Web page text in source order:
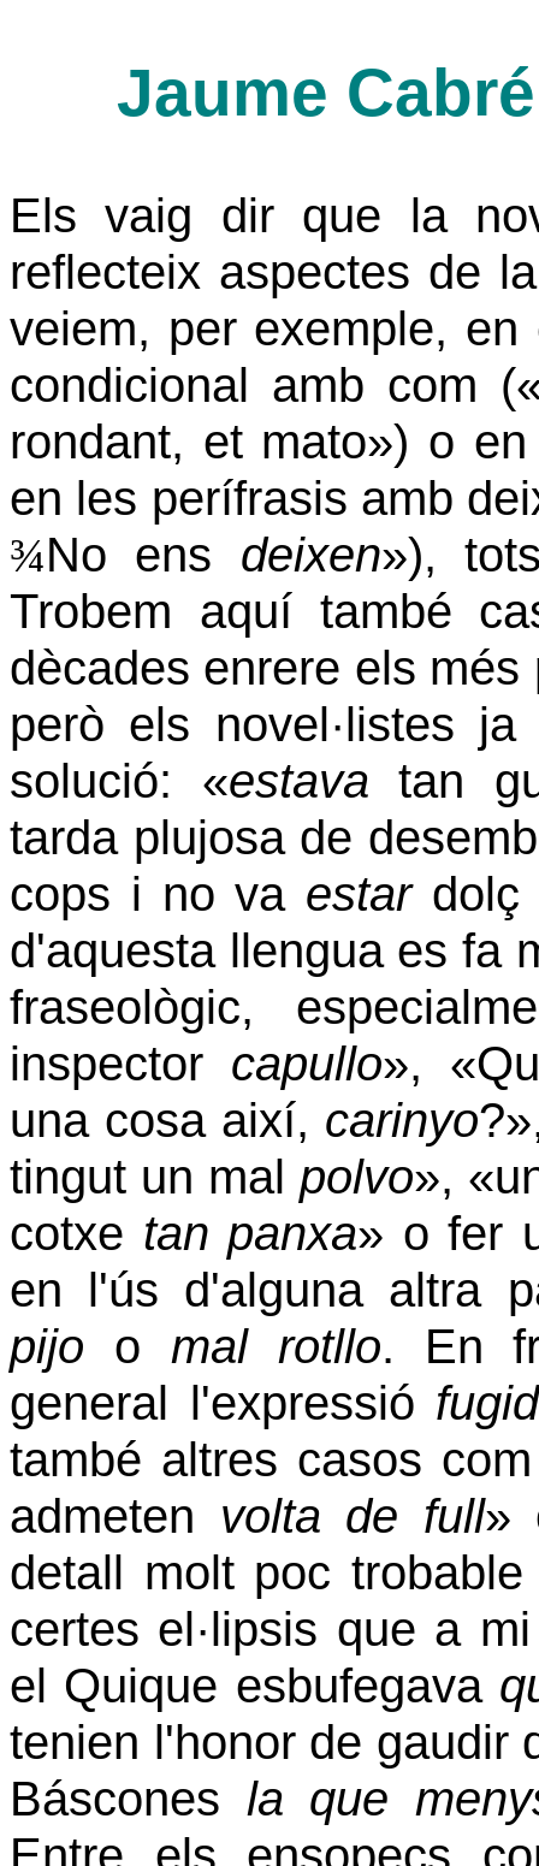
Jaume
Els vaig dir que la
reflecteix aspectes de
veiem, per exemple,
condicional amb com
rondant, et mato») o
en les perífrasis amb
¾No ens deixen»),
Trobem aquí també
dècades enrere els
però els novel·listes
solució: «estava tan
tarda plujosa de
cops i no va estardolç
d'aquesta llengua es fa
fraseològic,
inspector capullo»,
una cosa així, carinyo
tingut un malpolvo»,
cotxe tan panxa» o fer
en l'ús d'alguna altra
pijo o mal rotllo. En
general l'expressió
també altres casos
admeten volta de full»
detall molt poc
certes el·lipsis que a
el Quique esbufegava
tenien l'honor de gaudir
Báscones la que